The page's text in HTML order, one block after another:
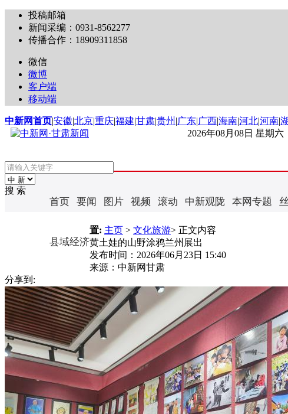
投稿邮箱
新闻采编：0931-8562277
传播合作：18909311858
微信
微博
客户端
移动端
中新网首页|安徽|北京|重庆|福建|甘肃|贵州 |广东|广西|海南|河北|河南|
2026年08月08日 星期六
搜 索
首页 要闻 图片 视频 滚动 中新观陇 本网专题
县域经济
置: 主页 > 文化旅游> 正文内容
黄土娃的山野涂鸦兰州展出
发布时间： 2026年06月23日 15:40
来源： 中新网甘肃
分享到: